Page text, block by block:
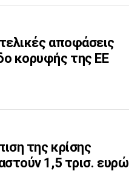
αποφάσεις
κορυφής της ΕΕ
της κρίσης
1,5 τρισ. ευρώ